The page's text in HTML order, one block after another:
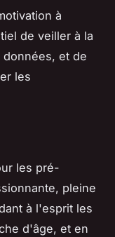
à
de veiller à la
et de
les
les pré-
pleine
à l'esprit les
d'âge, et en